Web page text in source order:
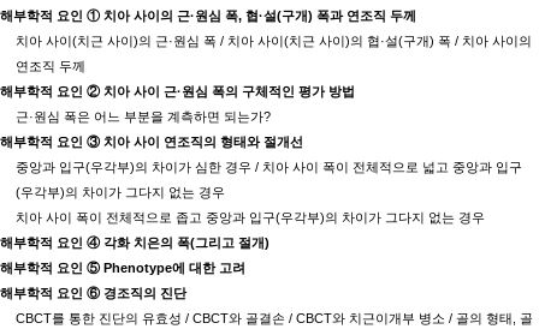
해부학적 요인 ① 치아 사이의 근·원심 폭, 협·설(구개) 폭과 연조직 두께
치아 사이(치근 사이)의 근·원심 폭 / 치아 사이(치근 사이)의 협 ·설(구개) 폭 / 치아 사이의
연조직 두께
해부학적 요인 ② 치아 사이 근·원심 폭의 구체적인 평가 방법
근·원심 폭은 어느 부분을 계측하면 되는가?
해부학적 요인 ③ 치아 사이 연조직의 형태와 절개선
중앙과 입구(우각부)의 차이가 심한 경우 / 치아 사이 폭이 전체적으로 넓고 중앙과 입구
(우각부)의 차이가 그다지 없는 경우
치아 사이 폭이 전체적으로 좁고 중앙과 입구(우각부)의 차이가 그다지 없는 경우
해부학적 요인 ④ 각화 치은의 폭(그리고 절개)
해부학적 요인 ⑤ Phenotype에 대한 고려
해부학적 요인 ⑥ 경조직의 진단
CBCT를 통한 진단의 유효성 / CBCT와 골결손 / CBCT와 치근이개부 병소 / 골의 형태
골